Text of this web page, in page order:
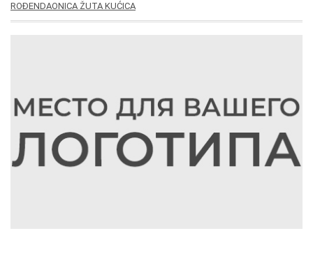
ROĐENDAONICA ŽUTA KUĆICA